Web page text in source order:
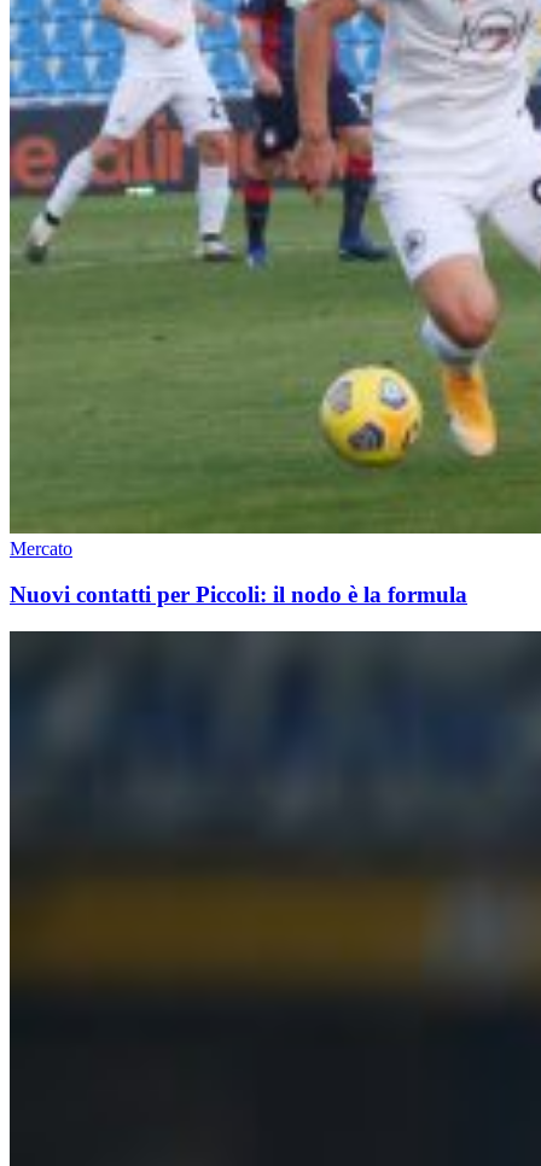
Mercato
Nuovi contatti per Piccoli: il nodo è la formula